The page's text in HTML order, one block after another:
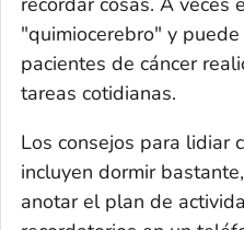
"quimiocerebro" y
pacientes de cáncer
tareas cotidianas.
Los consejos para lidiar
incluyen dormir
anotar el plan de